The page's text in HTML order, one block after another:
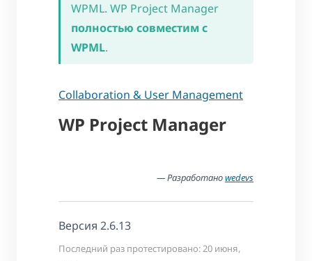
WPML. WP Project Manager
полностью совместим с
WPML.
Collaboration & User Management
WP Project Manager
— Разработаноwedevs
Версия 2.6.13
Последний раз протестировано: 20 июня,